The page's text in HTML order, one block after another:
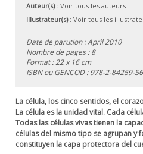
Auteur(s): Voir tous les auteurs
Illustrateur(s): Voir tous les
Date de parution : April 2010
Nombre de pages : 8
Format : 22 x 16 cm
ISBN ou GENCOD :978-2-84259-
La célula, los cinco sentidos, el
La célula es la unidad vital. Cada
Todas las células vivas tienen la
células del mismo tipo se agrupan y
constituyen la capa protectora del